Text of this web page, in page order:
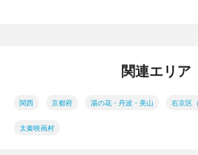
関連エリア
関西 京都府 湯の花・丹波・美山 右京区
太秦映画村